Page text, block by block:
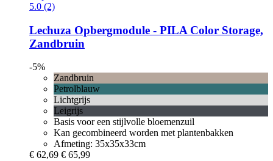
5.0 (2)
Lechuza Opbergmodule -​ PILA Color Storage,
Zandbruin
-5%
Zandbruin
Petrolblauw
Lichtgrijs
Leigrijs
Basis voor een stijlvolle bloemenzuil
Kan gecombineerd worden met plantenbakken
Afmeting: 35x35x33cm
€ 62,69 € 65,99